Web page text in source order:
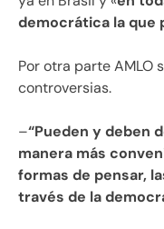
democrática la que
Por otra parte AMLO
controversias.
–“Pueden y deben
manera más
formas de pensar,
través de la